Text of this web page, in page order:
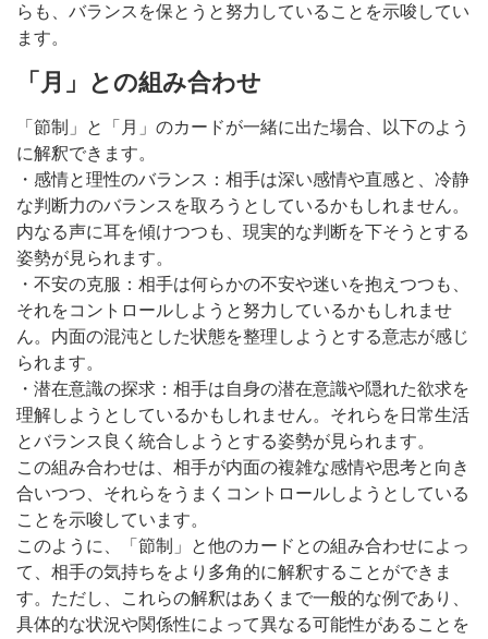
らも、バランスを保とうと努力していることを示唆してい
ます。
「月」との組み合わせ
「節制」と「月」のカードが一緒に出た場合、以下のよう
に解釈できます。
・感情と理性のバランス：相手は深い感情や直感と、冷静
な判断力のバランスを取ろうとしているかもしれません。
内なる声に耳を傾けつつも、現実的な判断を下そうとする
姿勢が見られます。
・不安の克服：相手は何らかの不安や迷いを抱えつつも、
それをコントロールしようと努力しているかもしれませ
ん。内面の混沌とした状態を整理しようとする意志が感じ
られます。
・潜在意識の探求：相手は自身の潜在意識や隠れた欲求を
理解しようとしているかもしれません。それらを日常生活
とバランス良く統合しようとする姿勢が見られます。
この組み合わせは、相手が内面の複雑な感情や思考と向き
合いつつ、それらをうまくコントロールしようとしている
ことを示唆しています。
このように、「節制」と他のカードとの組み合わせによっ
て、相手の気持ちをより多角的に解釈することができま
す。ただし、これらの解釈はあくまで一般的な例であり、
具体的な状況や関係性によって異なる可能性があることを